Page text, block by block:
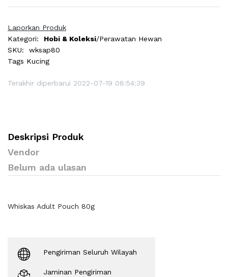
Laporkan Produk
Kategori:
Hobi & Koleksi/Perawatan Hewan
SKU:
wksap80
Tags Kucing
Terakhir diperbarui 2022-07-19 08:54:39
Deskripsi Produk
Vendor
Belum ada ulasan
Whiskas Adult Pouch 80g
Pengiriman Seluruh Wilayah
Jaminan Pengiriman